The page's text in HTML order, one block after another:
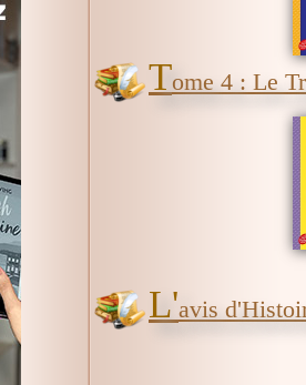
Tome 4 : Le
L'avis